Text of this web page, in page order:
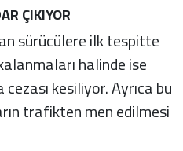
ÇIKIYOR
sürücülere ilk tespitte
halinde ise
kesiliyor. Ayrıca bu
trafikten men edilmesi